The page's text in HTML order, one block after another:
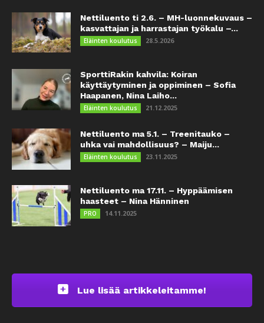
Nettiluento ti 2.6. – MH-luonnekuvaus –
kasvattajan ja harrastajan työkalu –...
Eläinten koulutus 28.5.2026
SporttiRakin kahvila: Koiran
käyttäytyminen ja oppiminen – Sofia
Haapanen, Nina Laiho...
Eläinten koulutus 21.12.2025
Nettiluento ma 5.1. – Treenitauko –
uhka vai mahdollisuus? – Maiju...
Eläinten koulutus 23.11.2025
Nettiluento ma 17.11. – Hyppäämisen
haasteet – Nina Hänninen
PRO 14.11.2025
Lue lisää artikkeleitamme!